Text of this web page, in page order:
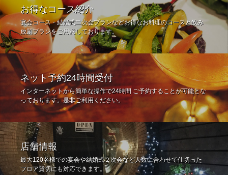
お得なコース紹介
宴会コース・結婚式二次会プランなどお得なお料理のコースと飲み
放題プランをご用意しております。
ネット予約24時間受付
インターネットから簡単な操作で24時間 ご予約することが可能とな
っております。是非ご利用ください。
店舗情報
最大120名様での宴会や結婚式２次会など人数に合わせて仕切った
フロア貸切にも対応できます。